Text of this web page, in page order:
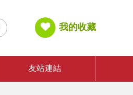
我的收藏
友站連結